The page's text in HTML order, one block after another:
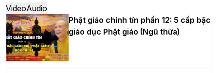
Học yêu thương trong ngày tu tập thứ
tư của Khóa sinh hoạt Phật pháp mùa
hè tại chùa Bằng
VideoAudio
Phật giáo chính tín phần 12: 5 cấp bậc
giáo dục Phật giáo (Ngũ thừa)